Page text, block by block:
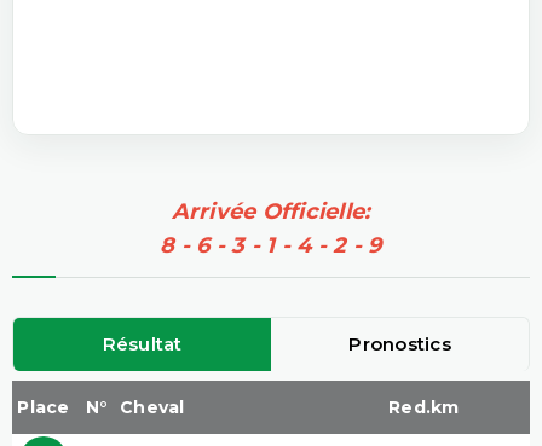
Arrivée Officielle:
8 - 6 - 3 - 1 - 4 - 2 - 9
Résultat Pronostics
Place N° Cheval Red.km